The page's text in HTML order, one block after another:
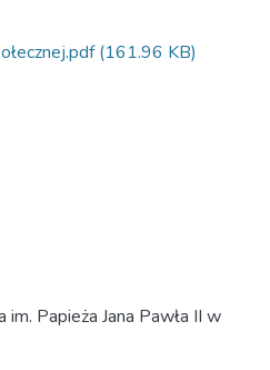
(161.96 KB)
Papieża Jana Pawła II w